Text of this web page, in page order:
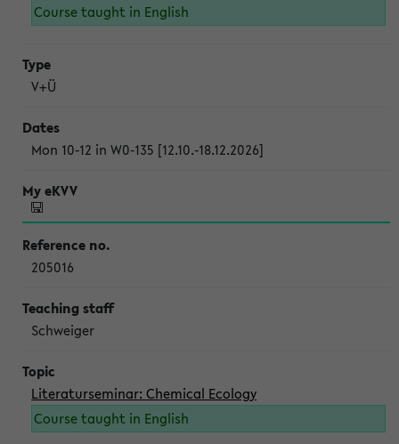
Course taught in English
V+Ü
Mon 10-12 in W0-135 [12.10.-18.12.2026]
205016
Schweiger
Literaturseminar: Chemical Ecology
Course taught in English